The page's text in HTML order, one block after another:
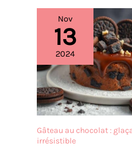
Nov
13
2024
Gâteau au chocolat :
irrésistible